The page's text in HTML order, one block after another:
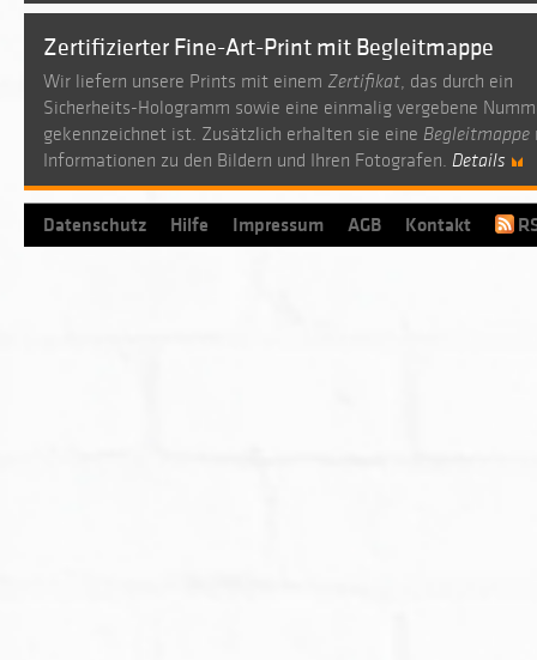
Zertifizierter Fine-Art-Print mit Begleitmappe
Wir liefern unsere Prints mit einem Zertifikat, das durch ein
Sicherheits-Hologramm sowie eine einmalig vergebene
gekennzeichnet ist. Zusätzlich erhalten sie eine Begleitmappe
Informationen zu den Bildern und Ihren Fotografen. Details
Datenschutz Hilfe Impressum AGB Kontakt